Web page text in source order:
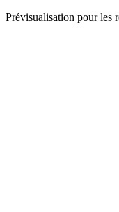
Prévisualisation pour les